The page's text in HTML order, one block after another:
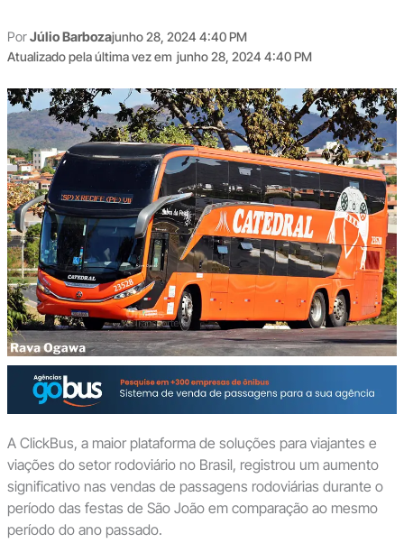
PorJúlio Barbozajunho 28, 2024 4:40 PM
Atualizado pela última vez em junho 28, 2024 4:40 PM
A ClickBus, a maior plataforma de soluções para viajantes e
viações do setor rodoviário no Brasil, registrou um aumento
significativo nas vendas de passagens rodoviárias durante o
período das festas de São João em comparação ao mesmo
período do ano passado.